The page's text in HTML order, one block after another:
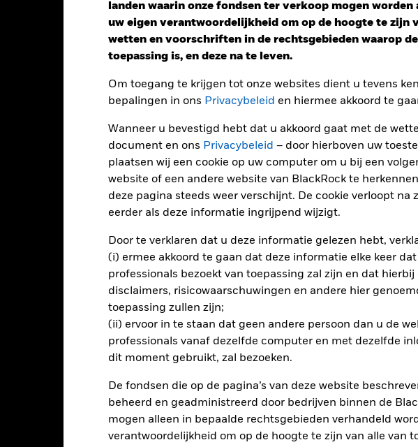
landen waarin onze fondsen ter verkoop mogen worden
uw eigen verantwoordelijkheid om op de hoogte te zijn
wetten en voorschriften in de rechtsgebieden waarop
toepassing is, en deze na te leven.
Om toegang te krijgen tot onze websites dient u tevens
bepalingen in ons Privacybeleid en hiermee akkoord te
Wanneer u bevestigd hebt dat u akkoord gaat met de
document en ons Privacybeleid – door hierboven uw
plaatsen wij een cookie op uw computer om u bij een
website of een andere website van BlackRock te
deze pagina steeds weer verschijnt. De cookie verloopt na
eerder als deze informatie ingrijpend wijzigt.
Door te verklaren dat u deze informatie gelezen hebt,
(i) ermee akkoord te gaan dat deze informatie elke keer
professionals bezoekt van toepassing zal zijn en dat hierbij
disclaimers, risicowaarschuwingen en andere hier
toepassing zullen zijn;
(ii) ervoor in te staan dat geen andere persoon dan u de
professionals vanaf dezelfde computer en met dezelfde
dit moment gebruikt, zal bezoeken.
De fondsen die op de pagina’s van deze website
beheerd en geadministreerd door bedrijven binnen de
mogen alleen in bepaalde rechtsgebieden verhandeld
verantwoordelijkheid om op de hoogte te zijn van alle van
Performance
Op jaarbasis Cumulatief 12 maanden
grafiek toont de prestatie van het product als het procentuele verlies of de winst
1 jaar vergeleken met de benchmark. Het kan u helpen om te beoordelen hoe
werd beheerd en het met de benchmark te vergelijken.
chart with 2 data series.
chart has 1 X axis displaying categories.
chart has 1 Y axis displaying Values. Range: 0 to 8.